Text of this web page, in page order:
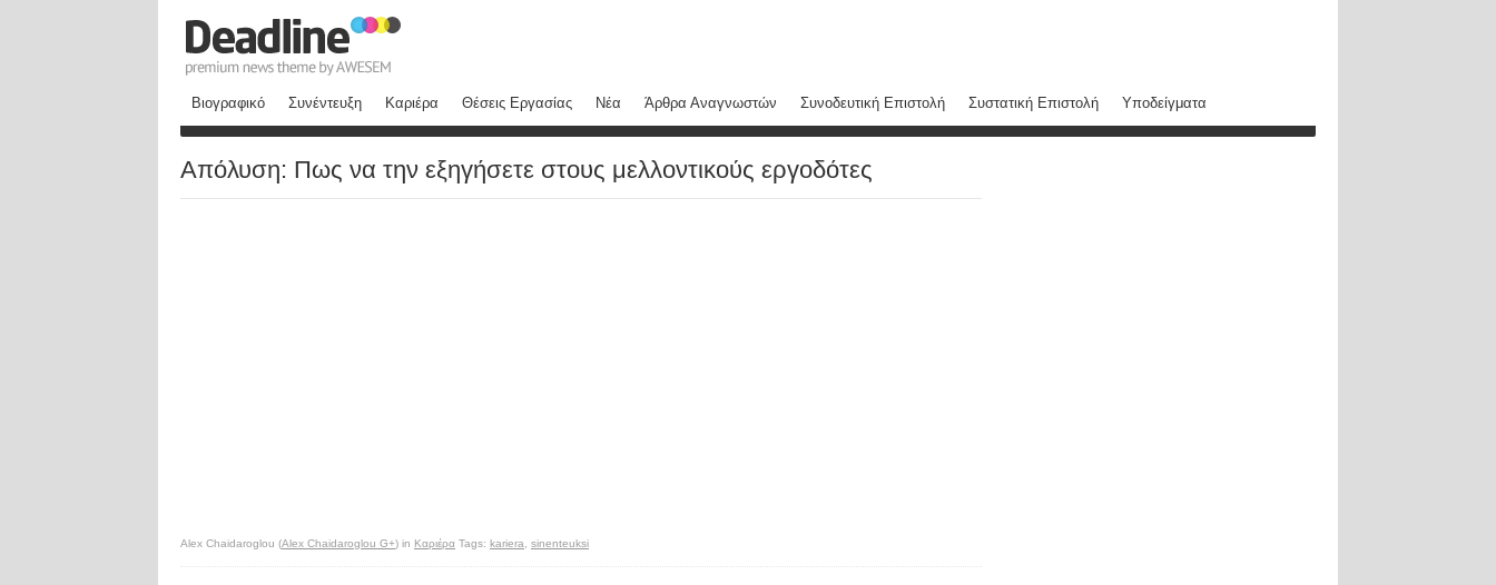
Βιογραφικό Συνέντευξη Καριέρα Θέσεις Εργασίας Νέα Άρθρα Αναγνωστών Συνοδευτική Επιστολή Συστατική Επιστολή Υποδείγματα
Απόλυση: Πως να την εξηγήσετε στους μελλοντικούς εργοδότες
Alex Chaidaroglou (Alex Chaidaroglou G+) in Καριέρα Tags: kariera sinenteuksi